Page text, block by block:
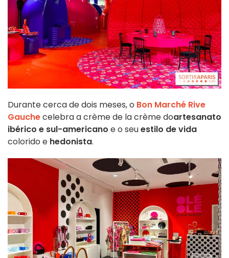
Durante cerca de dois meses, o Bon Marché Rive
Gauchecelebra a crème de la crème doartesanato
ibérico e sul-americano e o seuestilo de vida
colorido e hedonista.